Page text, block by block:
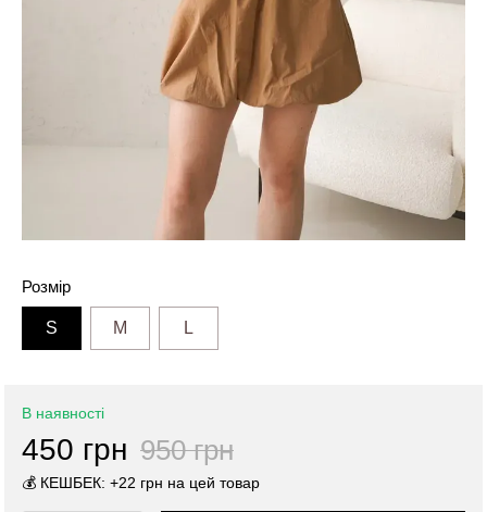
Розмір
S M L
В наявності
450 грн 950 грн
💰 КЕШБЕК: +22 грн на цей товар